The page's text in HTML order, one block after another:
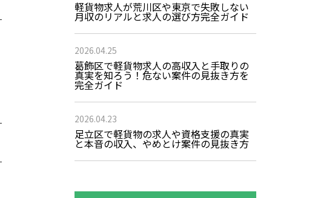
軽貨物求人が荒川区や東京で失敗しない
月収のリアルと求人の選び方完全ガイド
2026.04.25
葛飾区で軽貨物求人の高収入と手取りの
真実を知ろう！危ない案件の見抜き方を
完全ガイド
2026.04.23
足立区で軽貨物の求人や資格支援の真実
と本音の収入、やめとけ案件の見抜き方